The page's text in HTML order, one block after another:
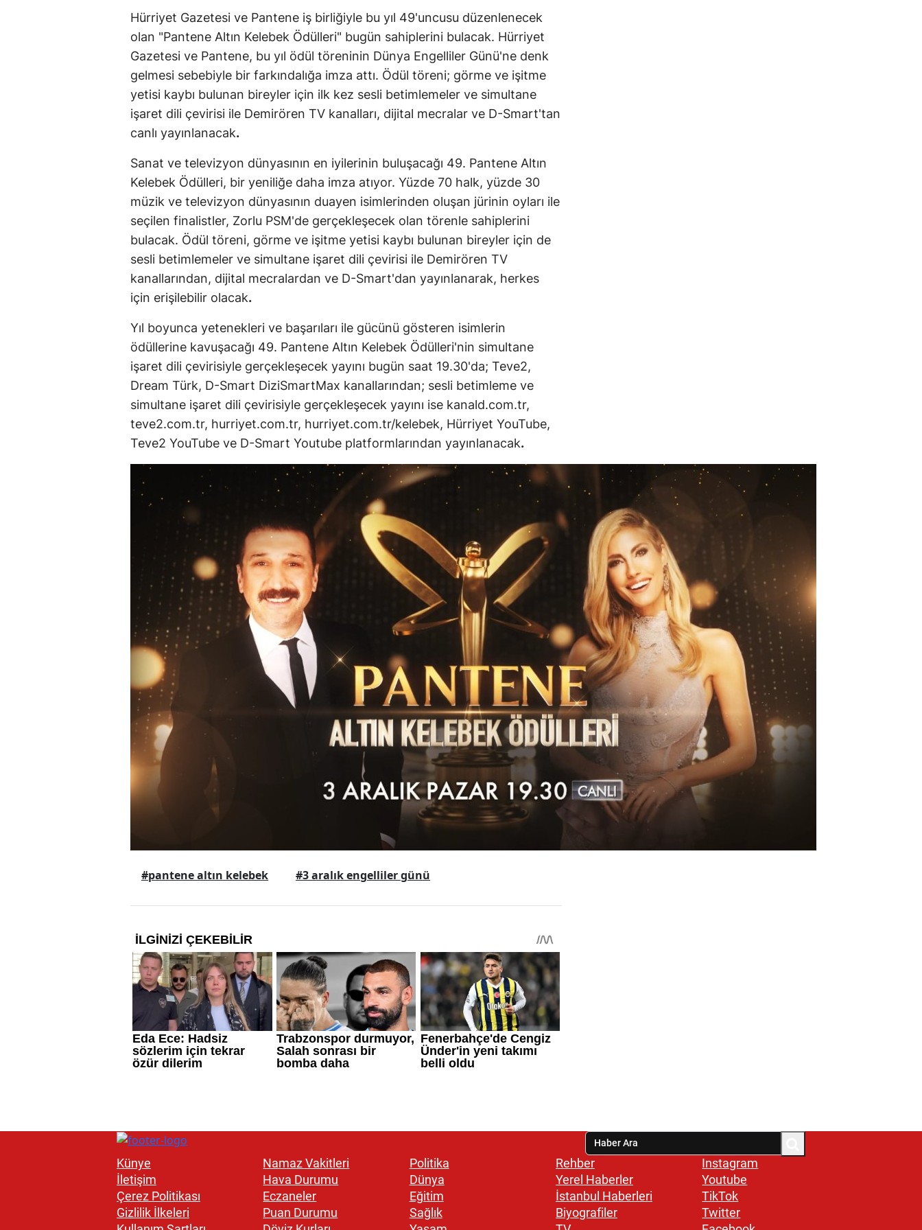
Hürriyet Gazetesi ve Pantene iş birliğiyle bu yıl 49'uncusu düzenlenecek
olan "Pantene Altın Kelebek Ödülleri" bugün sahiplerini bulacak. Hürriyet
Gazetesi ve Pantene, bu yıl ödül töreninin Dünya Engelliler Günü'ne denk
gelmesi sebebiyle bir farkındalığa imza attı. Ödül töreni; görme ve işitme
yetisi kaybı bulunan bireyler için ilk kez sesli betimlemeler ve simultane
işaret dili çevirisi ile Demirören TV kanalları, dijital mecralar ve D-Smart'tan
canlı yayınlanacak.
Sanat ve televizyon dünyasının en iyilerinin buluşacağı 49. Pantene Altın
Kelebek Ödülleri, bir yeniliğe daha imza atıyor. Yüzde 70 halk, yüzde 30
müzik ve televizyon dünyasının duayen isimlerinden oluşan jürinin oyları ile
seçilen finalistler, Zorlu PSM'de gerçekleşecek olan törenle sahiplerini
bulacak. Ödül töreni, görme ve işitme yetisi kaybı bulunan bireyler için de
sesli betimlemeler ve simultane işaret dili çevirisi ile Demirören TV
kanallarından, dijital mecralardan ve D-Smart'dan yayınlanarak, herkes
için erişilebilir olacak.
Yıl boyunca yetenekleri ve başarıları ile gücünü gösteren isimlerin
ödüllerine kavuşacağı 49. Pantene Altın Kelebek Ödülleri'nin simultane
işaret dili çevirisiyle gerçekleşecek yayını bugün saat 19.30'da; Teve2,
Dream Türk, D-Smart DiziSmartMax kanallarından; sesli betimleme ve
simultane işaret dili çevirisiyle gerçekleşecek yayını ise kanald.com.tr,
teve2.com.tr, hurriyet.com.tr, hurriyet.com.tr/kelebek, Hürriyet YouTube,
Teve2 YouTube ve D-Smart Youtube platformlarından yayınlanacak.
#pantene altın kelebek #3 aralık engelliler günü
Künye
İletişim
Çerez Politikası
Gizlilik İlkeleri
Namaz Vakitleri
Hava Durumu
Eczaneler
Puan Durumu
Politika
Dünya
Eğitim
Sağlık
Rehber
Yerel Haberler
İstanbul Haberleri
Biyografiler
Instagram
Youtube
TikTok
Twitter